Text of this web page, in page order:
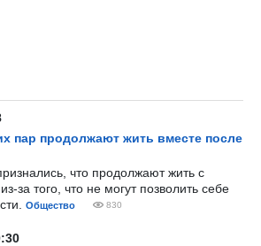
пар продолжают жить вместе после
что продолжают жить с
за того, что не могут позволить себе
Общество 830